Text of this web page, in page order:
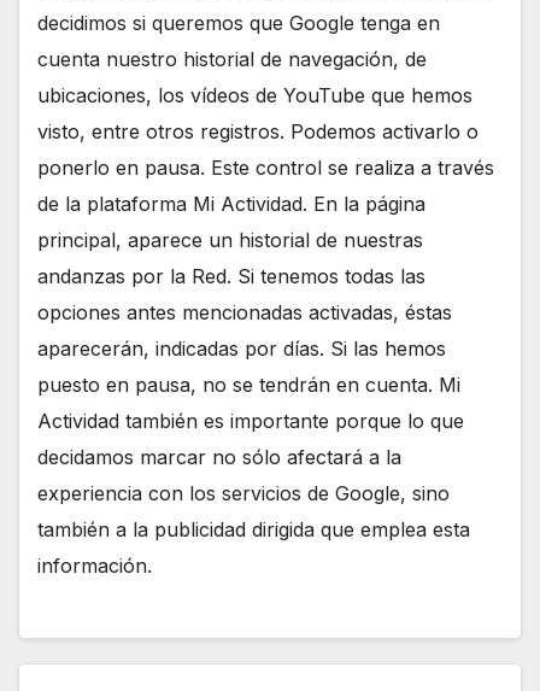
decidimos si queremos que Google tenga en
cuenta nuestro historial de navegación, de
ubicaciones, los vídeos de YouTube que hemos
visto, entre otros registros. Podemos activarlo o
ponerlo en pausa. Este control se realiza a través
de la plataforma Mi Actividad. En la página
principal, aparece un historial de nuestras
andanzas por la Red. Si tenemos todas las
opciones antes mencionadas activadas, éstas
aparecerán, indicadas por días. Si las hemos
puesto en pausa, no se tendrán en cuenta. Mi
Actividad también es importante porque lo que
decidamos marcar no sólo afectará a la
experiencia con los servicios de Google, sino
también a la publicidad dirigida que emplea esta
información.